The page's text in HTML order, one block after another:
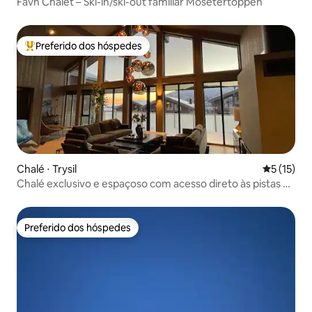
Entre os melhores preferidos dos hóspedes
Preferido dos hóspedes
Chalé ⋅ Trysil 5 de uma
5 (15)
Chalé exclusivo e espaçoso com acesso direto às pistas de
Preferido dos hóspedes
Preferido dos hóspedes